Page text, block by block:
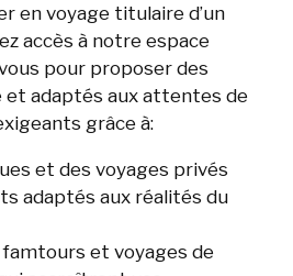
en voyage titulaire d’un
accès à notre espace
pour proposer des
et adaptés aux attentes de
grâce à:
et des voyages privés
adaptés aux réalités du
et voyages de